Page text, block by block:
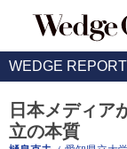
WEDGE REPORT
日本メディア
立の本質